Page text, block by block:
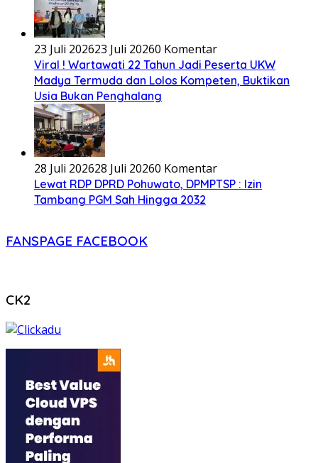
23 Juli 202623 Juli 20260 Komentar
Viral ! Wartawati 22 Tahun Jadi Peserta UKW
Madya Termuda dan Lolos Kompeten, Buktikan
Usia Bukan Penghalang
28 Juli 202628 Juli 20260 Komentar
Lewat RDP DPRD Pohuwato, DPMPTSP : Izin
Tambang PGM Sah Hingga 2032
FANSPAGE FACEBOOK
CK2